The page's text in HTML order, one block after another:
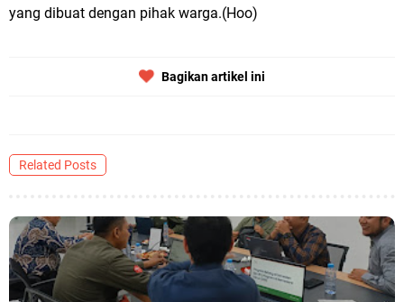
yang dibuat dengan pihak warga.(Hoo)
Bagikan artikel ini
Related Posts